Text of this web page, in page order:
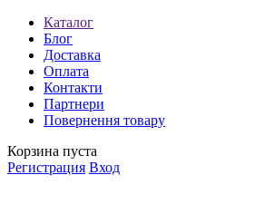
Каталог
Блог
Доставка
Оплата
Контакти
Партнери
Повернення товару
Корзина пуста
Регистрация Вход